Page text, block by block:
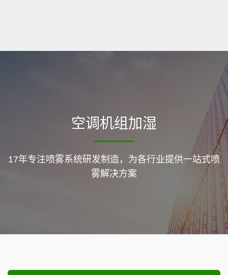
空调机组加湿
17年专注喷雾系统研发制造，为各行业提供一站式喷
雾解决方案